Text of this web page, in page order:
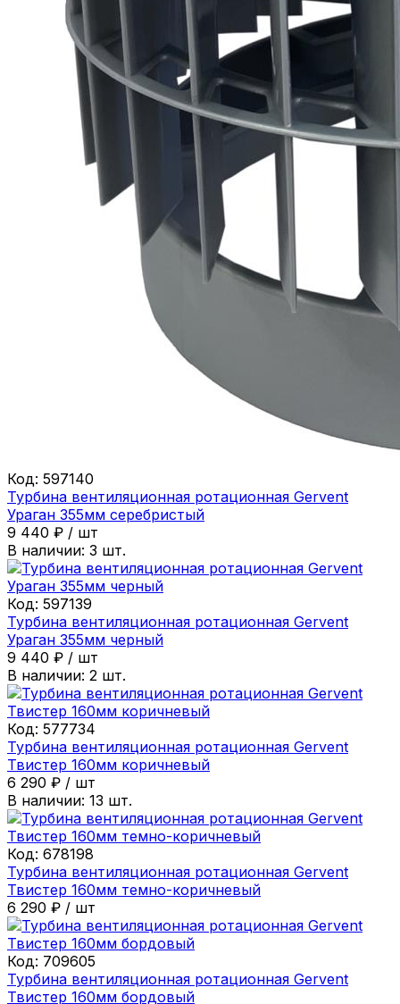
Код: 597140
Турбина вентиляционная ротационная Gervent
Ураган 355мм серебристый
9 440 ₽ / шт
В наличии: 3 шт.
Код: 597139
Турбина вентиляционная ротационная Gervent
Ураган 355мм черный
9 440 ₽ / шт
В наличии: 2 шт.
Код: 577734
Турбина вентиляционная ротационная Gervent
Твистер 160мм коричневый
6 290 ₽ / шт
В наличии: 13 шт.
Код: 678198
Турбина вентиляционная ротационная Gervent
Твистер 160мм темно-коричневый
6 290 ₽ / шт
Код: 709605
Турбина вентиляционная ротационная Gervent
Твистер 160мм бордовый